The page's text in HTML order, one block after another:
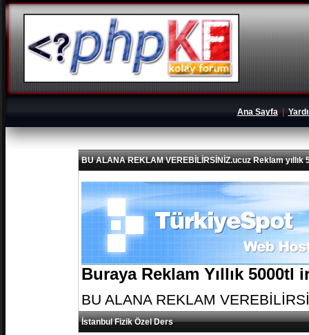
Ana Sayfa|
BU ALANA REKLAM VEREBİLİRSİNİZ.ucuz Reklam yıllık
Buraya Reklam Yıllık
BU ALANA REKLAM
İstanbul Fizik Özel Ders